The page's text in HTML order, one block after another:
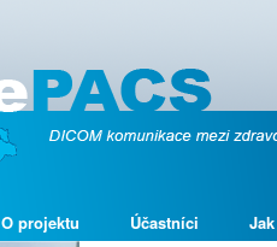
O projektu Účastníci